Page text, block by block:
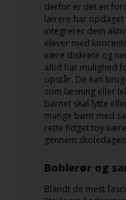
derfor er det en
lærere har opdaget
integrerer dem
elever med
være diskrete og
altid har mulighed
opstår. De kan
som læsning eller
barnet skal lytte
mange børn med
rette fidget toy
gennem
Boblerør og
Blandt de mest